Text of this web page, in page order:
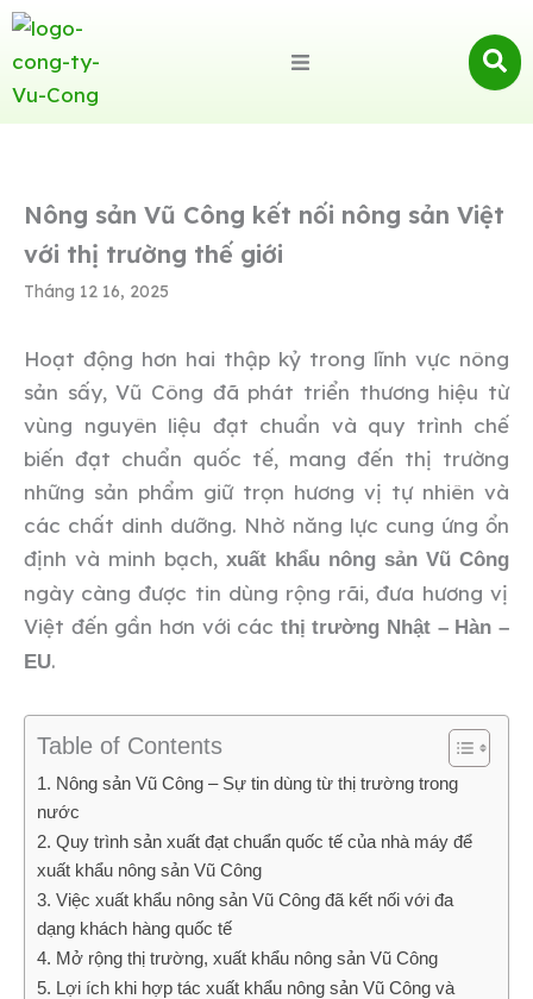
Nông sản Vũ Công kết nối nông sản Việt
với thị trường thế giới
Tháng 12 16, 2025
Hoạt động hơn hai thập kỷ trong lĩnh vực nông
sản sấy, Vũ Công đã phát triển thương hiệu từ
vùng nguyên liệu đạt chuẩn và quy trình chế
biến đạt chuẩn quốc tế, mang đến thị trường
những sản phẩm giữ trọn hương vị tự nhiên và
các chất dinh dưỡng. Nhờ năng lực cung ứng ổn
định và minh bạch, xuất khẩu nông sản Vũ Công
ngày càng được tin dùng rộng rãi, đưa hương vị
Việt đến gần hơn với các thị trường Nhật – Hàn –
EU.
Table of Contents
1. Nông sản Vũ Công – Sự tin dùng từ thị trường trong
nước
2. Quy trình sản xuất đạt chuẩn quốc tế của nhà máy để
xuất khẩu nông sản Vũ Công
3. Việc xuất khẩu nông sản Vũ Công đã kết nối với đa
dạng khách hàng quốc tế
4. Mở rộng thị trường, xuất khẩu nông sản Vũ Công
5. Lợi ích khi hợp tác xuất khẩu nông sản Vũ Công và